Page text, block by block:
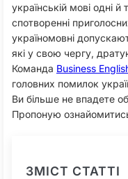
українській мові одні
спотворенні
україномовні
які у свою чергу,
Команда Business
головних помилок
Ви більше не впадете
Пропоную
ЗМІСТ СТАТТІ